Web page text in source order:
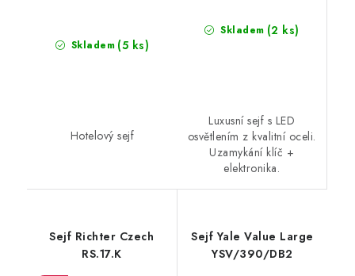
Skladem (5 ks)
Hotelový sejf
Skladem (2 ks)
Luxusní sejf s LED
osvětlením z kvalitní oceli.
Uzamykání klíč +
elektronika.
Sejf Richter Czech
RS.17.K
Sejf Yale Value Large
YSV/390/DB2